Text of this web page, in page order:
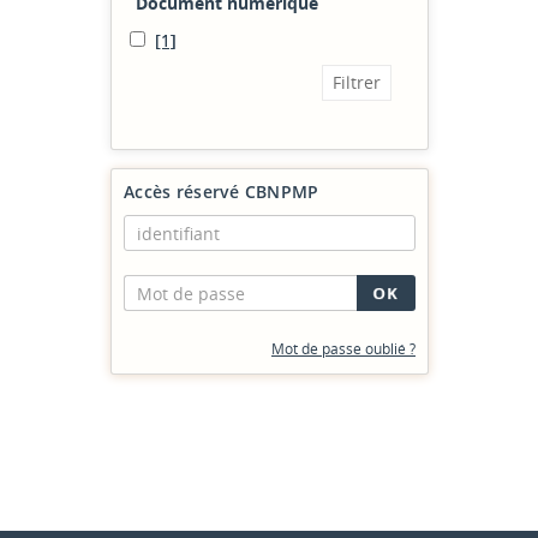
[1]
Accès réservé CBNPMP
Mot de passe oublié ?